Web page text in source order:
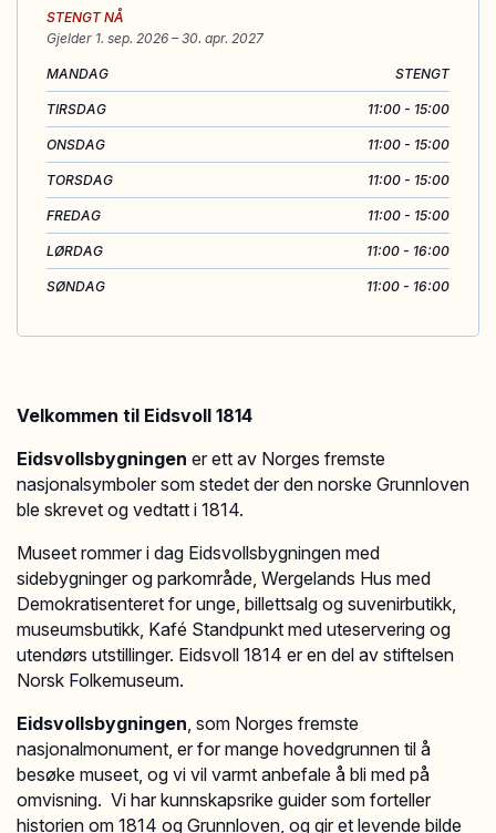
Velkommen til Eidsvoll 1814
Eidsvollsbygningen er ett av Norges fremste
nasjonalsymboler som stedet der den norske Grunnloven
ble skrevet og vedtatt i 1814.
Museet rommer i dag Eidsvollsbygningen med
sidebygninger og parkområde, Wergelands Hus med
Demokratisenteret for unge, billettsalg og suvenirbutikk,
museumsbutikk, Kafé Standpunkt med uteservering og
utendørs utstillinger. Eidsvoll 1814 er en del av stiftelsen
Norsk Folkemuseum.
Eidsvollsbygningen, som Norges fremste
nasjonalmonument, er for mange hovedgrunnen til å
besøke museet, og vi vil varmt anbefale å bli med på
omvisning. Vi har kunnskapsrike guider som forteller
historien om 1814 og Grunnloven, og gir et levende bilde
STENGT NÅ
Gjelder 1. sep. 2026 – 30. apr. 2027
MANDAG STENGT
TIRSDAG 11:00 - 15:00
ONSDAG 11:00 - 15:00
TORSDAG 11:00 - 15:00
FREDAG 11:00 - 15:00
LØRDAG 11:00 - 16:00
SØNDAG 11:00 - 16:00